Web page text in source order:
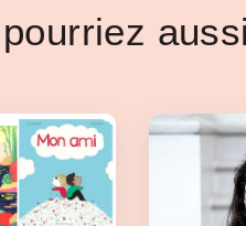
aussi